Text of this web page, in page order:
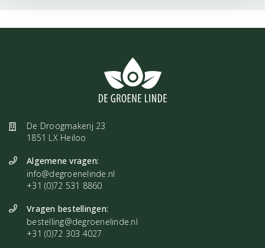
De Droogmakerij 23
1851 LX Heiloo
Algemene vragen:
info@degroenelinde.nl
+31 (0)72 531 8860
Vragen bestellingen:
bestelling@degroenelinde.nl
+31 (0)72 303 4027